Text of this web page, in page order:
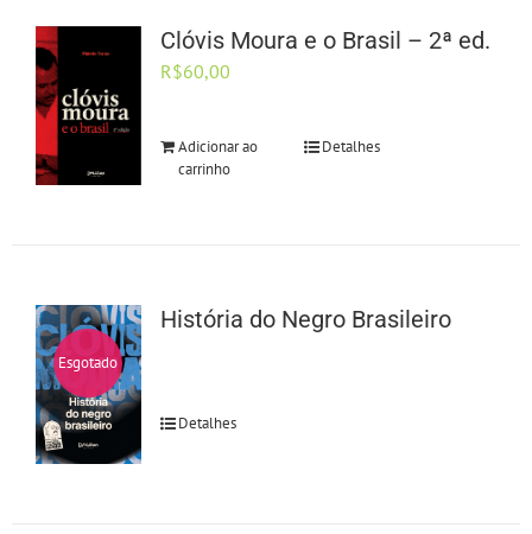
Clóvis Moura e o Brasil – 2ª ed.
R$60,00
Adicionar ao
carrinho
Detalhes
Esgotado
História do Negro Brasileiro
Detalhes